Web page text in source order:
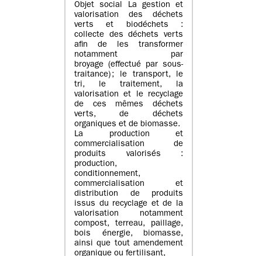
Objet social La gestion et
valorisation des déchets
verts et biodéchets :
collecte des déchets verts
afin de les transformer
notamment par
broyage (effectué par sous-
traitance) ; le transport, le
tri, le traitement, la
valorisation et le recyclage
de ces mêmes déchets
verts, de déchets
organiques et de biomasse.
La production et
commercialisation de
produits valorisés :
production,
conditionnement,
commercialisation et
distribution de produits
issus du recyclage et de la
valorisation notamment
compost, terreau, paillage,
bois énergie, biomasse,
ainsi que tout amendement
organique ou fertilisant,